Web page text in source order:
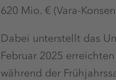
620 Mio. € (Vara-
Dabei unterstellt das
Februar 2025
während der